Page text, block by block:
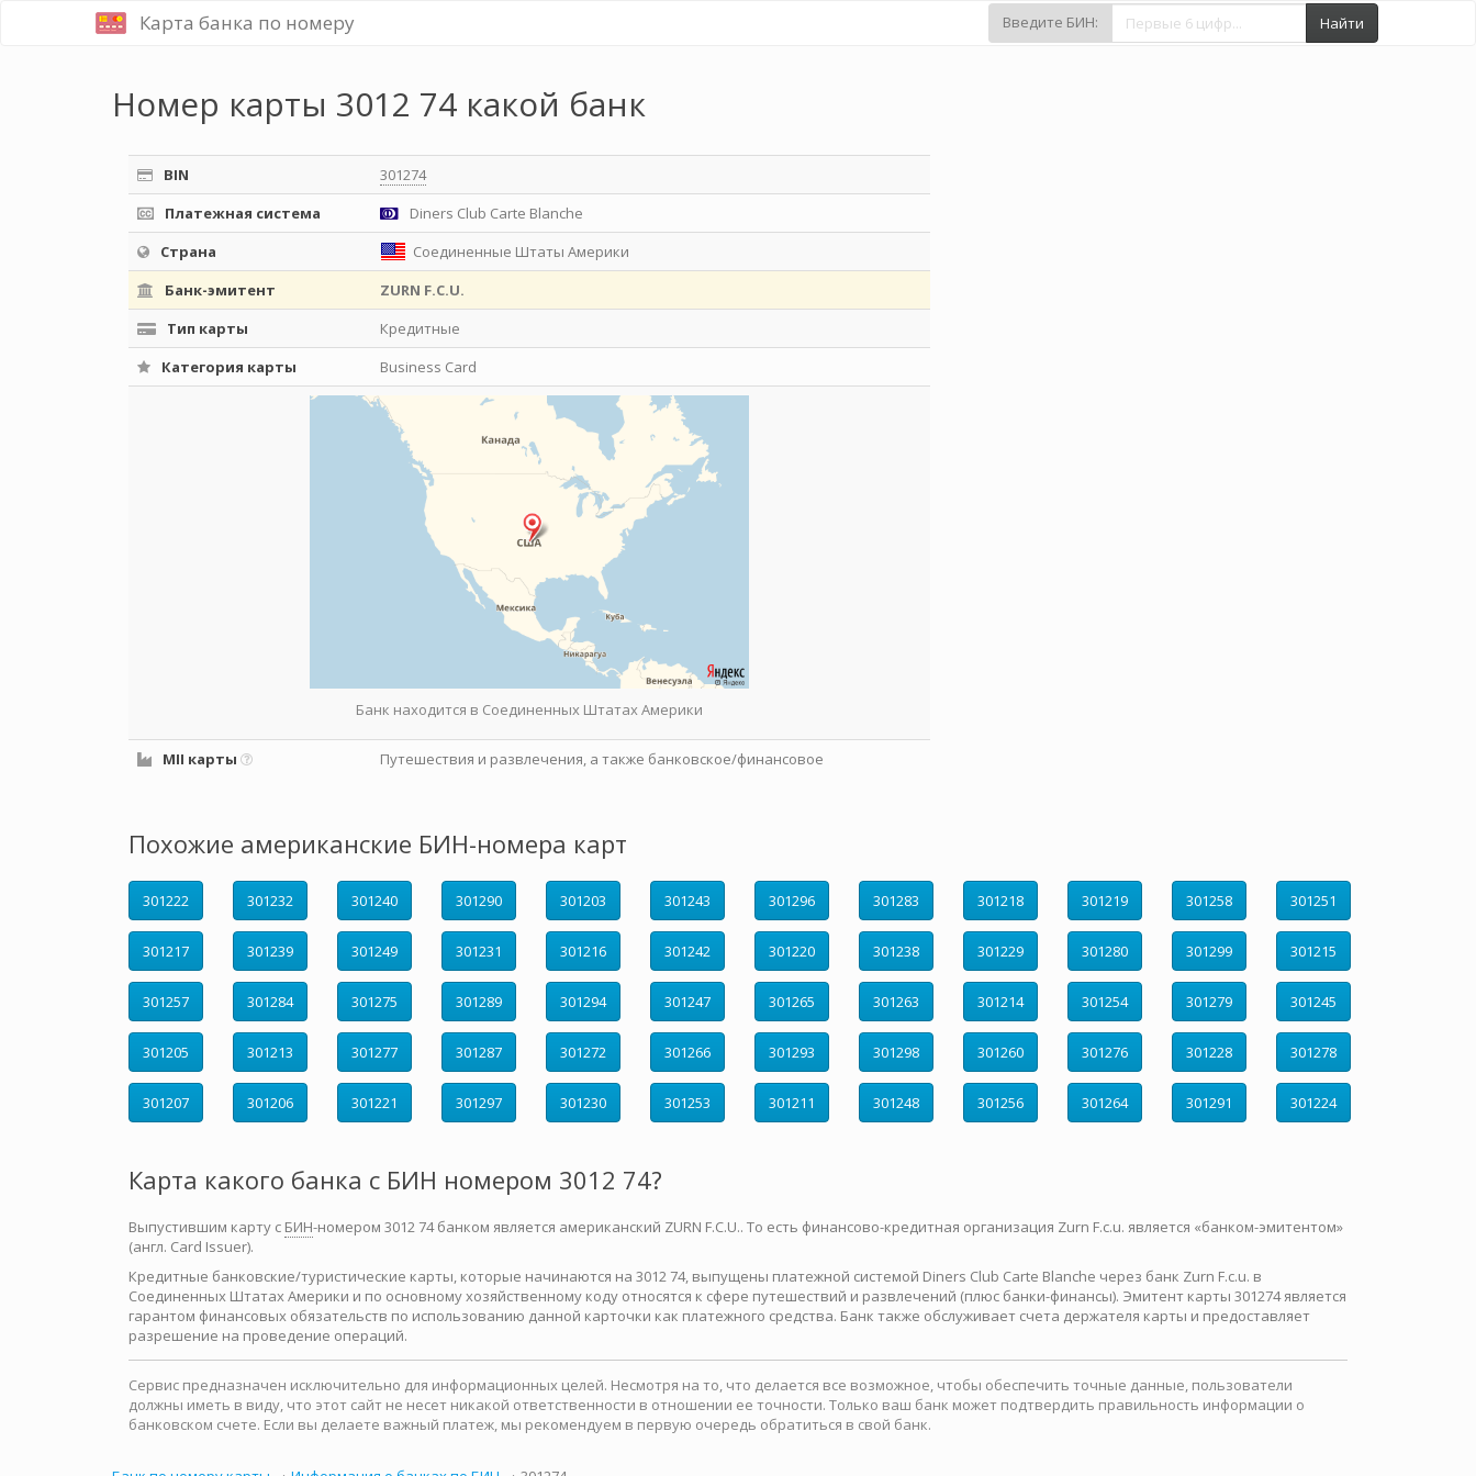
Карта банка по номеру Введите БИН: Найти
Номер карты 3012 74 какой банк
BIN
301274
Платежная система
Diners Club Carte Blanche
Страна
Соединенные Штаты Америки
Банк-эмитент
ZURN F.C.U.
Тип карты
Кредитные
Категория карты
Business Card
Банк находится в Соединенных Штатах Америки
MII карты Путешествия и развлечения, а также банковское/финансовое
Похожие американские БИН-номера карт
301222 301232 301240 301290 301203 301243 301296 301283 301218 301219 301258 301251
301217 301239 301249 301231 301216 301242 301220 301238 301229 301280 301299 301215
301257 301284 301275 301289 301294 301247 301265 301263 301214 301254 301279 301245
301205 301213 301277 301287 301272 301266 301293 301298 301260 301276 301228 301278
301207 301206 301221 301297 301230 301253 301211 301248 301256 301264 301291 301224
Карта какого банка с БИН номером 3012 74?
Выпустившим карту с БИН-номером 3012 74 банком является американский ZURN F.C.U.. То есть финансово-кредитная организация Zurn F.c.u. является «банком-эмитентом»
(англ. Card Issuer).
Кредитные банковские/туристические карты, которые начинаются на 3012 74, выпущены платежной системой Diners Club Carte Blanche через банк Zurn F.c.u. в
Соединенных Штатах Америки и по основному хозяйственному коду относятся к сфере путешествий и развлечений (плюс банки-финансы). Эмитент карты 301274 является
гарантом финансовых обязательств по использованию данной карточки как платежного средства. Банк также обслуживает счета держателя карты и предоставляет
разрешение на проведение операций.
Сервис предназначен исключительно для информационных целей. Несмотря на то, что делается все возможное, чтобы обеспечить точные данные, пользователи
должны иметь в виду, что этот сайт не несет никакой ответственности в отношении ее точности. Только ваш банк может подтвердить правильность информации о
банковском счете. Если вы делаете важный платеж, мы рекомендуем в первую очередь обратиться в свой банк.